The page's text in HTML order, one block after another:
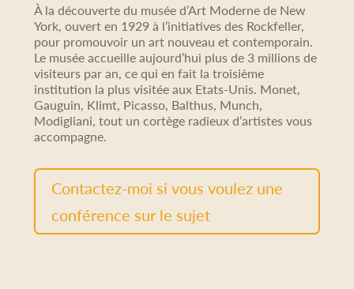
À la découverte du musée d’Art Moderne de New
York, ouvert en 1929 à l’initiatives des Rockfeller,
pour promouvoir un art nouveau et contemporain.
Le musée accueille aujourd’hui plus de 3 millions de
visiteurs par an, ce qui en fait la troisième
institution la plus visitée aux Etats-Unis. Monet,
Gauguin, Klimt, Picasso, Balthus, Munch,
Modigliani, tout un cortège radieux d’artistes vous
accompagne.
Contactez-moi si vous voulez une
conférence sur le sujet